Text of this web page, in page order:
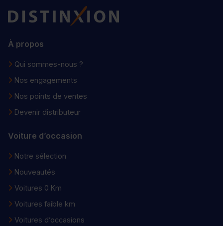
Distinxion
À propos
Qui sommes-nous ?
Nos engagements
Nos points de ventes
Devenir distributeur
Voiture d’occasion
Notre sélection
Nouveautés
Voitures 0 Km
Voitures faible km
Voitures d’occasions